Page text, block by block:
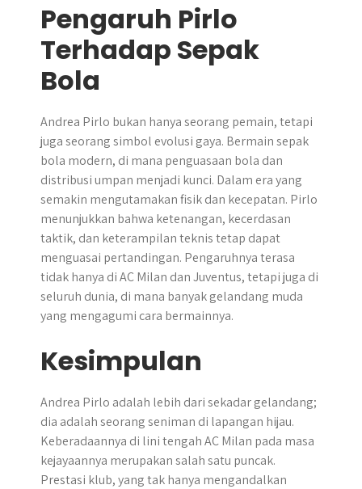
Pengaruh Pirlo
Terhadap Sepak
Bola
Andrea Pirlo bukan hanya seorang pemain, tetapi
juga seorang simbol evolusi gaya. Bermain sepak
bola modern, di mana penguasaan bola dan
distribusi umpan menjadi kunci. Dalam era yang
semakin mengutamakan fisik dan kecepatan. Pirlo
menunjukkan bahwa ketenangan, kecerdasan
taktik, dan keterampilan teknis tetap dapat
menguasai pertandingan. Pengaruhnya terasa
tidak hanya di AC Milan dan Juventus, tetapi juga di
seluruh dunia, di mana banyak gelandang muda
yang mengagumi cara bermainnya.
Kesimpulan
Andrea Pirlo adalah lebih dari sekadar gelandang;
dia adalah seorang seniman di lapangan hijau.
Keberadaannya di lini tengah AC Milan pada masa
kejayaannya merupakan salah satu puncak.
Prestasi klub, yang tak hanya mengandalkan